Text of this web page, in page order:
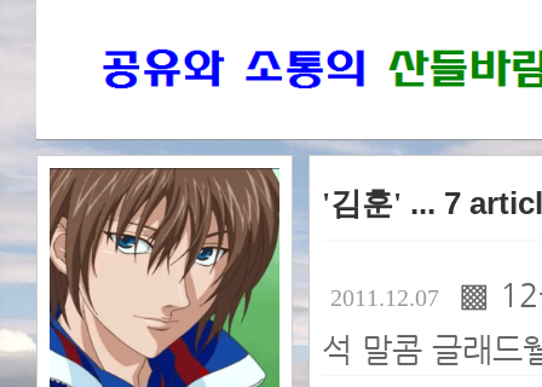
'김훈' ... 7
2011.12.07 ▩ 12
석 말콤 글래드